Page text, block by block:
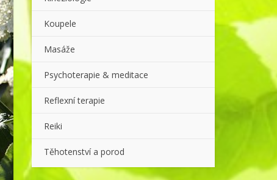
Koupele
Masáže
Psychoterapie & meditace
Reflexní terapie
Reiki
Těhotenství a porod